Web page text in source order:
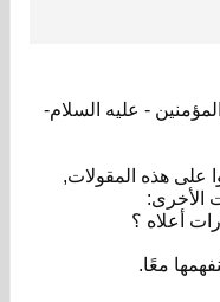
- عليه السلام-
على هذه المقولات,
الأخرى:
أعلاه ؟
معًا.